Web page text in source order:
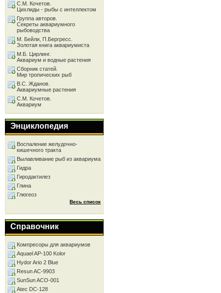
С.М. Кочетов.
Цихлиды - рыбы с интеллектом
Группа авторов.
Секреты аквариумного
рыбоводства
М. Бейли, П.Бергресс.
Золотая книга аквариумиста
М.Б. Цирлинг.
Аквариум и водные растения
Сборник статей.
Мир тропических рыб
В.С. Жданов.
Аквариумные растения
С.М. Кочетов.
Аквариум
Энциклопедия
Воспаление желудочно-
кишечного тракта
Вылавливание рыб из аквариума
Гидра
Гиродактилез
Глина
Глюгеоз
Весь список
Справочник
Компресоры для аквариумов
Aquael AP-100 Kolor
Hydor Ario 2 Blue
Resun AC-9903
SunSun ACO-001
Atec DC-128